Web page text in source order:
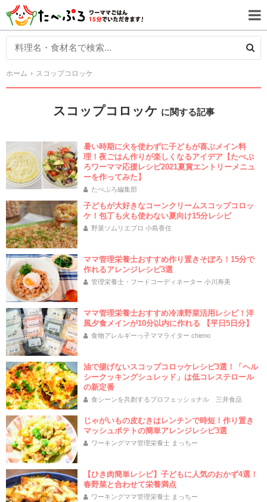
ホーム スコップコロッケ
スコップコロッケ に関する記事
暑い時期に火を使わずに子どもが喜ぶメイン料
理！夜ごはん作りが楽しくなるアイデア【たべぷ
ろワーママ応援レシピ2021夏賞エントリーメニュ
ーを作ってみた】
たべぷろ編集部
子どもが大好きなコーンクリームスコップコロッ
ケ！包丁も火も使わない夏向け15分レシピ
野菜ソムリエプロ 小島香住
ママ管理栄養士おすすめ作り置きそぼろ！15分で
作れるアレンジレシピ3選
管理栄養士・フードコーディネーター 小川寿美
ママ管理栄養士おすすめ冷凍野菜活用レシピ！洋
風夕食メインが10分以内に作れる 【平日5日分】
食物アレルギーっ子ママライター chieno
油で揚げないスコップコロッケレシピ3選！「ヘル
シークッキングシュレッド」は低コレステロール
の新定番
食シーンを共創するプロフェッショナル 三井食品
じゃがいもの皮むきはレンチンで時短！作り置き
マッシュポテトの簡単アレンジレシピ3選
ワーキングママ管理栄養士 まっちー
【ひき肉簡単レシピ】子どもに人気のおかず4選！
春野菜と合わせて栄養満点
ワーキングママ管理栄養士 まっちー